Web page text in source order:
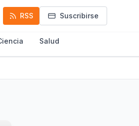
RSS Suscribirse
Salud